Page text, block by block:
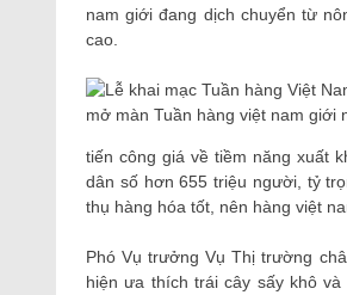
nam giới đang dịch chuyển từ
cao.
mở màn Tuần hàng việt nam giới
tiến công giá về tiềm năng xuất
dân số hơn 655 triệu người, tỷ
thụ hàng hóa tốt, nên hàng việt
Phó Vụ trưởng Vụ Thị trường
hiện ưa thích trái cây sấy khô